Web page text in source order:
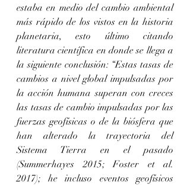
estaba en medio del cambio ambiental
más rápido de los vistos en la historia
planetaria, esto último citando
literatura científica en donde se llega a
la siguiente conclusión: “Estas tasas de
cambios a nivel global impulsadas por
la acción humana superan con creces
las tasas de cambio impulsadas por las
fuerzas geofísicas o de la biósfera que
han alterado la trayectoria del
Sistema Tierra en el pasado
(Summerhayes 2015; Foster et al.
2017); he incluso eventos geofísicos